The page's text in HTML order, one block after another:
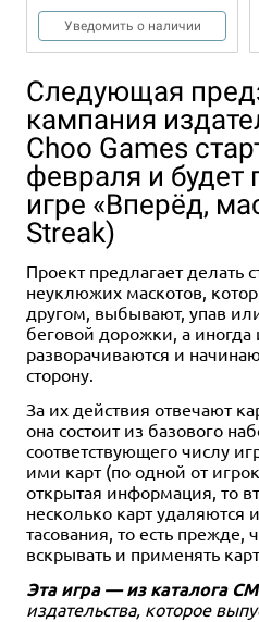
Уведомить о наличии
2-4 30+
Нималия
1 350 ₽
Купить
1-2 45+
Это безумное королевство
2 190 ₽
Уведомить о наличии
Следующая
кампания
Choo Games
февраля и будет
игре «Вперёд,
Streak)
Проект предлагает делать
неуклюжих маскотов,
другом, выбывают, упав
беговой дорожки, а иногда
разворачиваются и
сторону.
За их действия отвечают
она состоит из базового
соответствующего числу
ими карт (по одной от
открытая информация, то
несколько карт удаляются
тасования, то есть прежде,
вскрывать и применять
Эта игра — из каталога
издательства, которое